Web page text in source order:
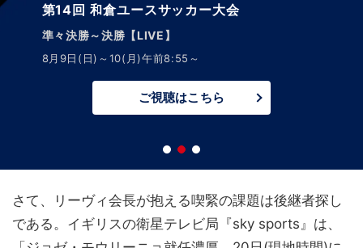
第14回 和倉ユースサッカー大会
準々決勝～決勝【LIVE】
8月9日(日)～10(月)午前8:55～
ご視聴はこちら
さて、リーヴィ会長が抱える喫緊の課題は後継者探し
である。イギリスの衛星テレビ局『sky sports』は、